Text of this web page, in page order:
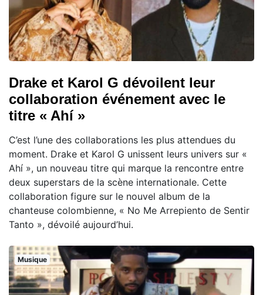
Drake et Karol G dévoilent leur
collaboration événement avec le
titre « Ahí »
C’est l’une des collaborations les plus attendues du
moment. Drake et Karol G unissent leurs univers sur «
Ahí », un nouveau titre qui marque la rencontre entre
deux superstars de la scène internationale. Cette
collaboration figure sur le nouvel album de la
chanteuse colombienne, « No Me Arrepiento de Sentir
Tanto », dévoilé aujourd’hui.
Musique